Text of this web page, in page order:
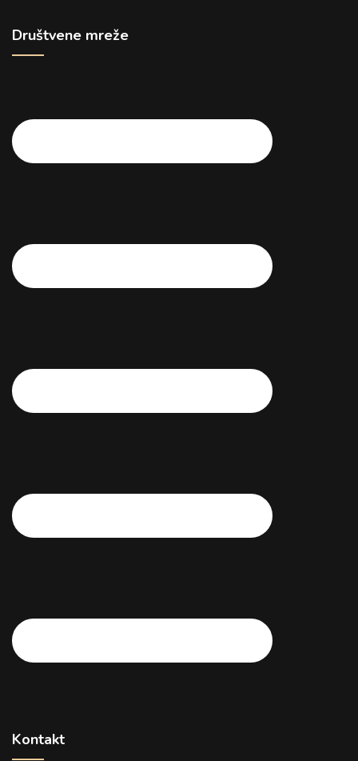
Društvene mreže
Kontakt